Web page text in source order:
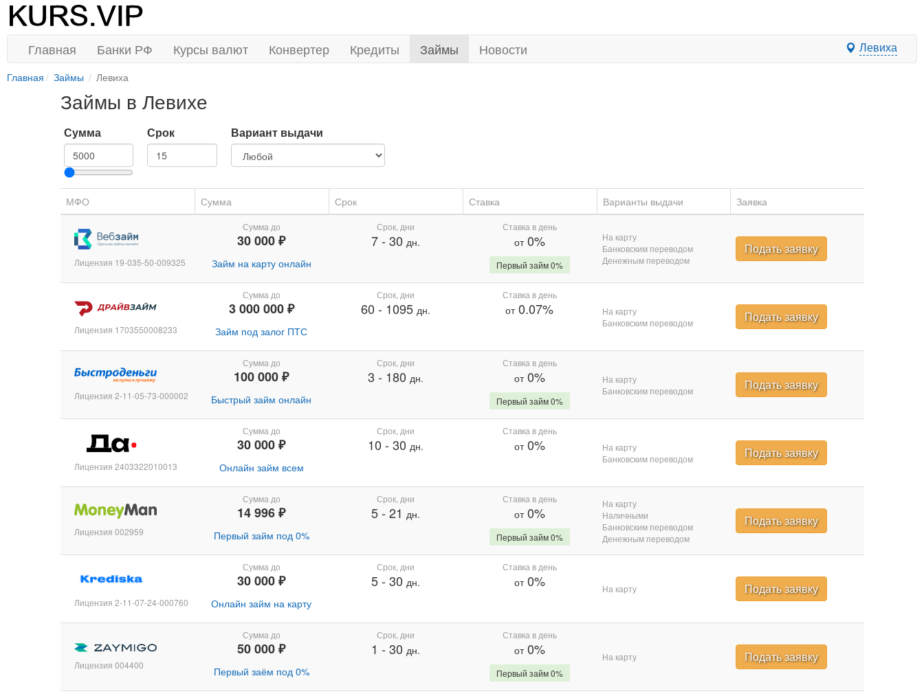
Главная Банки РФ Курсы валют Конвертер Кредиты Займы Новости Левиха
Главная Займы Левиха
Займы в Левихе
Сумма Срок Вариант выдачи
МФО Сумма Срок Ставка Варианты выдачи Заявка
Лицензия 19-035-50-009325
Сумма до
30 000 ₽
Займ на карту онлайн
Срок, дни
7- 30 дн.
Ставка в день
от0%
Первый займ 0%
На карту
Банковским переводом
Денежным переводом
Подать заявку
Лицензия 1703550008233
Сумма до
3 000 000 ₽
Займ под залог ПТС
Срок, дни
60 - 1095 дн.
Ставка в день
от0.07%
На карту
Банковским переводом
Подать заявку
Лицензия 2-11-05-73-000002
Сумма до
100 000 ₽
Быстрый займ онлайн
Срок, дни
3 - 180 дн.
Ставка в день
от0%
Первый займ 0%
На карту
Банковским переводом
Подать заявку
Лицензия 2403322010013
Сумма до
30 000 ₽
Онлайн займ всем
Срок, дни
10 - 30 дн.
Ставка в день
от0%
На карту
Банковским переводом
Подать заявку
Лицензия 002959
Сумма до
14 996 ₽
Первый займ под 0%
Срок, дни
5- 21 дн.
Ставка в день
от0%
Первый займ 0%
На карту
Наличными
Банковским переводом
Денежным переводом
Подать заявку
Лицензия 2-11-07-24-000760
Сумма до
30 000 ₽
Онлайн займ на карту
Срок, дни
5- 30 дн.
Ставка в день
от0% На карту Подать заявку
Лицензия 004400
Сумма до
50 000 ₽
Первый заём под 0%
Срок, дни
1 - 30 дн.
Ставка в день
от0%
Первый займ 0%
На карту Подать заявку